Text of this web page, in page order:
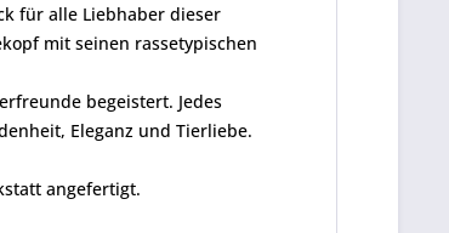
für alle Liebhaber dieser
mit seinen rassetypischen
begeistert. Jedes
Eleganz und Tierliebe.
angefertigt.